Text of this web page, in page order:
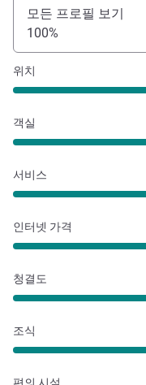
모든 프로필 보기
100%
위치
객실
서비스
인터넷 가격
청결도
조식